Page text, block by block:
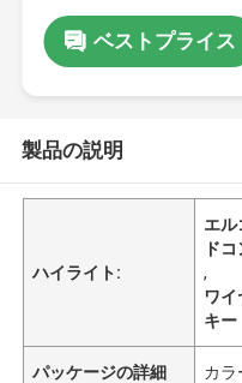
ベストプライス
製品の説明
ハイライト:
エル
ド
,
ワ
キー
パッケージの詳細 カラ